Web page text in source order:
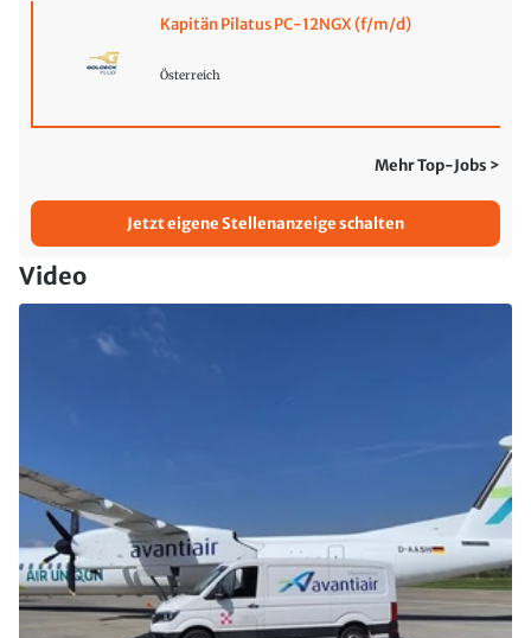
Kapitän Pilatus PC-12NGX (f/m/d)
Österreich
Mehr Top-Jobs >
Jetzt eigene Stellenanzeige schalten
Video